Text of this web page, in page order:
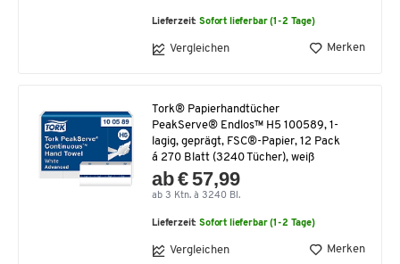
Lieferzeit:Sofort lieferbar (1-2 Tage)
Vergleichen Merken
Tork® Papierhandtücher
PeakServe® Endlos™ H5 100589, 1-
lagig, geprägt, FSC®-Papier, 12 Pack
á 270 Blatt (3240 Tücher), weiß
ab € 57,99
ab 3 Ktn. à 3240 Bl.
Lieferzeit:Sofort lieferbar (1-2 Tage)
Vergleichen Merken